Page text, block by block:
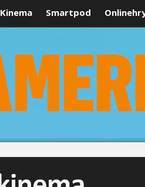
Kinema Smartpod